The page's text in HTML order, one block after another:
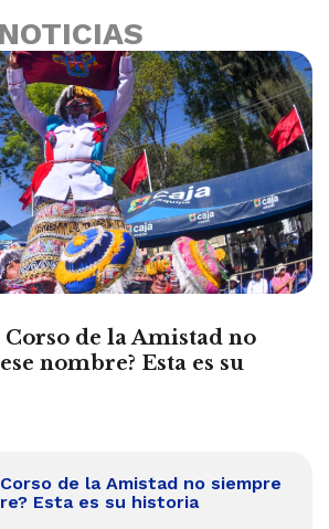
Corso de la Amistad no
nombre? Esta es su
de la Amistad no siempre
Esta es su historia